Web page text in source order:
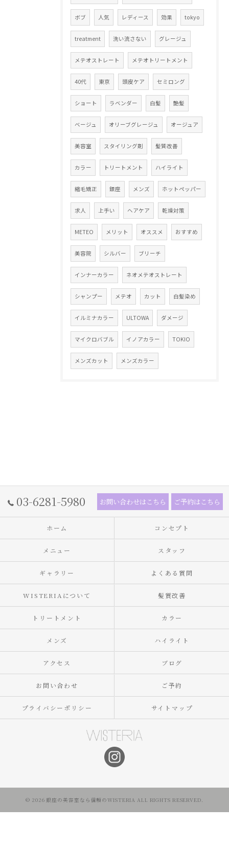
ボブ 人気 レディース 効果 tokyo
treatment 洗い流さない グレージュ
メテオストレート メテオトリートメント
40代 東京 頭皮ケア セミロング
ショート ラベンダー 白髪 艶髪
ベージュ オリーブグレージュ オージュア
美容室 スタイリング剤 髪質改善
カラー トリートメント ハイライト
縮毛矯正 銀座 メンズ ホットペッパー
求人 上手い ヘアケア 乾燥対策
METEO メリット オススメ おすすめ
美容院 シルバー ブリーチ
インナーカラー ネオメテオストレート
シャンプー メテオ カット 白髪染め
イルミナカラー ULTOWA ダメージ
マイクロバブル イノアカラー TOKIO
メンズカット メンズカラー
03-6281-5980 お問い合わせはこちら ご予約はこちら
ホーム コンセプト
メニュー スタッフ
ギャラリー よくある質問
WISTERIAについて 髪質改善
トリートメント カラー
メンズ ハイライト
アクセス ブログ
お問い合わせ ご予約
プライバシーポリシー サイトマップ
© 2026 銀座の美容室なら信頼のWISTERIA ALL RIGHTS RESERVED.